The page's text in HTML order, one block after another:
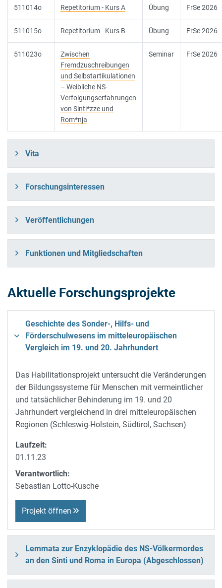
511014o Repetitorium - Kurs A Übung FrSe 2026
511015o Repetitorium - Kurs B Übung FrSe 2026
511023o
Zwischen
Fremdzuschreibungen
und Selbstartikulationen
– Weibliche NS-
Verfolgungserfahrungen
von Sinti*zze und
Rom*nja
Seminar FrSe 2026
Vita
Forschungsinteressen
Veröffentlichungen
Funktionen und Mitgliedschaften
Aktuelle Forschungsprojekte
Geschichte des Sonder-, Hilfs- und
Förderschulwesens im mitteleuropäischen
Vergleich im 19. und 20. Jahrhundert
Das Habilitationsprojekt untersucht die Veränderungen
der Bildungssysteme für Menschen mit vermeintlicher
und tatsächlicher Behinderung im 19. und 20
Jahrhundert vergleichend in drei mitteleuropäischen
Regionen (Schleswig-Holstein, Südtirol, Sachsen)
Laufzeit:
01.11.23
Verantwortlich:
Sebastian Lotto-Kusche
Projekt öffnen
Lemmata zur Enzyklopädie des NS-Völkermordes
an den Sinti und Roma in Europa (Abgeschlossen)